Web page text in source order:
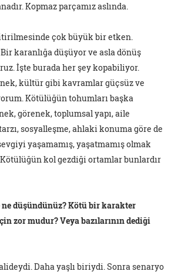
Kopmaz parçamız aslında.
çok büyük bir etken.
karanlığa düşüyor ve asla dönüş
İşte burada her şey kopabiliyor.
kültür gibi kavramlar güçsüz ve
Kötülüğün tohumları başka
görenek, toplumsal yapı, aile
sosyalleşme, ahlaki konuma göre de
yaşamamış, yaşatmamış olmak
Kötülüğün kol gezdiği ortamlar bunlardır
düşündünüz? Kötü bir karakter
zor mudur? Veya bazılarının dediği
Daha yaşlı biriydi. Sonra senaryo